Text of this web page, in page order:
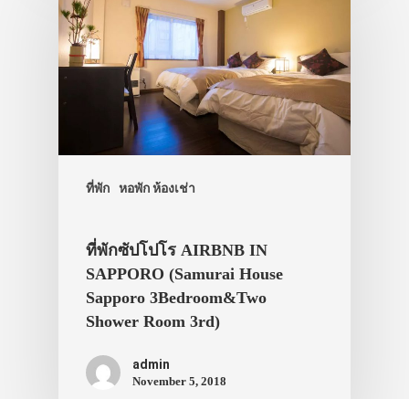
ที่พัก หอพัก ห้องเช่า
ที่พักซัปโปโร AIRBNB IN
SAPPORO (Samurai House
Sapporo 3Bedroom&Two
Shower Room 3rd)
admin
November 5, 2018